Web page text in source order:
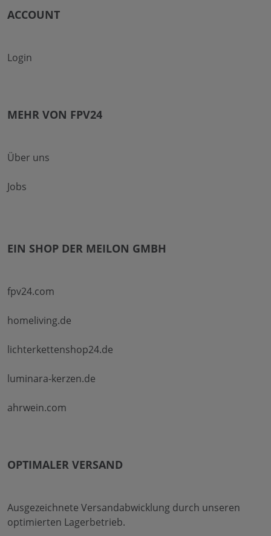
ACCOUNT
Login
MEHR VON FPV24
Über uns
Jobs
EIN SHOP DER MEILON GMBH
fpv24.com
homeliving.de
lichterkettenshop24.de
luminara-kerzen.de
ahrwein.com
OPTIMALER VERSAND
Ausgezeichnete Versandabwicklung durch unseren
optimierten Lagerbetrieb.